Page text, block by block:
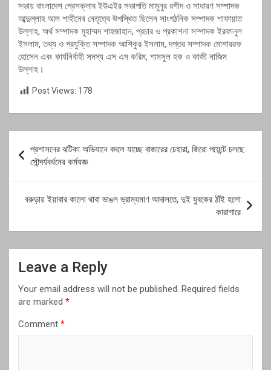
সভায় বাংলাদেশ প্রেসক্লাব ইউএইর সভাপতি মামুনুর রশীদ ও সাধারণ সম্পাদক
আব্দুল্লাহ আল শাহীনের নেতৃত্বে উপস্থিত ছিলেন সাংগঠনিক সম্পাদক শাফায়াত
উল্লাহ, অর্থ সম্পাদক মুহাম্মদ শাহজাহান, প্রচার ও প্রকাশনা সম্পাদক ইরফানুল
ইসলাম, তথ্য ও প্রযুক্তি সম্পাদক আশিকুর ইসলাম, দপ্তর সম্পাদক মোশাররফ
হোসেন এবং কার্যনির্বাহী সদস্য এস এম করিম, শামসুল হক ও কাজী নাজিম
উল্লাহ।
Post Views: 178
navigation
প্রশাসনের ঝটিকা অভিযানে বদলে যাচ্ছে বাজারের চেহারা, জিরো পয়েন্টে চলছে
সৌন্দর্যবর্ধনের কর্মযজ্ঞ
বরুড়ায় ইয়াবার কালো থাবা ভাঙল ভ্রাম্যমাণ আদালতে, দুই যুবকের ঠাঁই হলো
কারাগারে
Leave a Reply
Your email address will not be published. Required fields
are marked *
Comment *